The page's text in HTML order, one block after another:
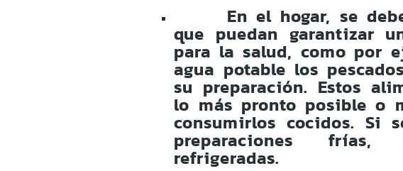
En el hogar, se
que puedan garantizar
para la salud, como por
agua potable los
su preparación. Estos
lo más pronto posible o
consumirlos cocidos. Si
preparaciones frías,
refrigeradas.